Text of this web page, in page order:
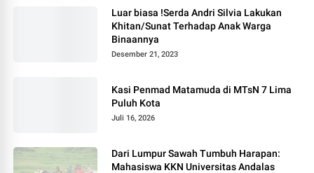
Luar biasa !Serda Andri Silvia Lakukan
Khitan/Sunat Terhadap Anak Warga
Binaannya
Desember 21, 2023
Kasi Penmad Matamuda di MTsN 7 Lima
Puluh Kota
Juli 16, 2026
Dari Lumpur Sawah Tumbuh Harapan:
Mahasiswa KKN Universitas Andalas